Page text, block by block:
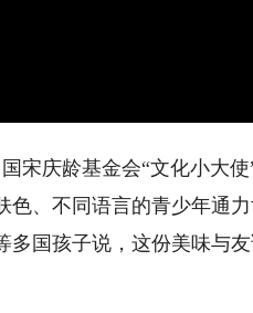
庆龄基金会“文化小大使
、不同语言的青少年通
国孩子说，这份美味与友